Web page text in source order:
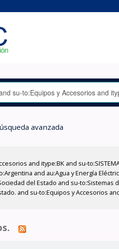
avanzada
and itype:BK and su-
and au:Agua y Energía
del Estado and su-
and su-to:Equipos y Accesorios